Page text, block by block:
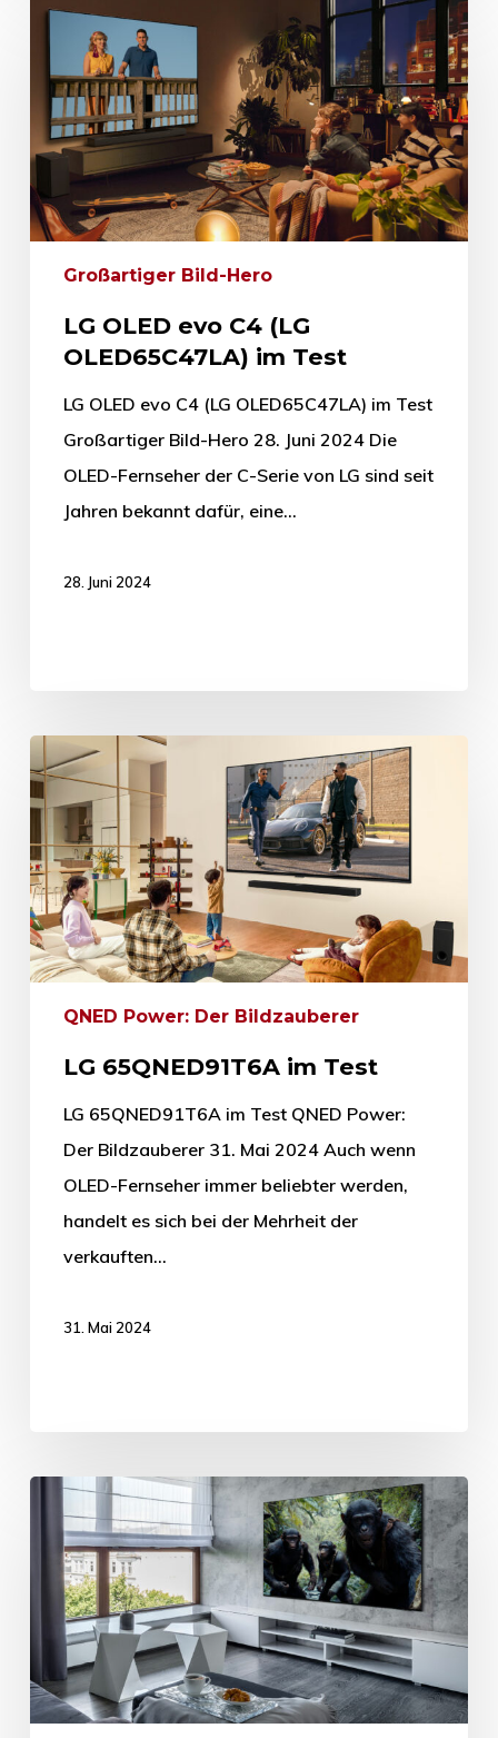
Großartiger Bild-Hero
LG OLED evo C4 (LG
OLED65C47LA) im Test
LG OLED evo C4 (LG OLED65C47LA) im Test
Großartiger Bild-Hero 28. Juni 2024 Die
OLED-Fernseher der C-Serie von LG sind seit
Jahren bekannt dafür, eine…
28. Juni 2024
QNED Power: Der Bildzauberer
LG 65QNED91T6A im Test
LG 65QNED91T6A im Test QNED Power:
Der Bildzauberer 31. Mai 2024 Auch wenn
OLED-Fernseher immer beliebter werden,
handelt es sich bei der Mehrheit der
verkauften…
31. Mai 2024